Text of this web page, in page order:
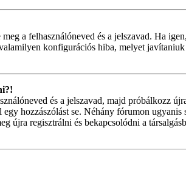
a felhasználóneved és a jelszavad. Ha
konfigurációs hiba, melyet javítaniuk
és a jelszavad, majd próbálkozz
hozzászólást se. Néhány fórumon
újra regisztrálni és bekapcsolódni a